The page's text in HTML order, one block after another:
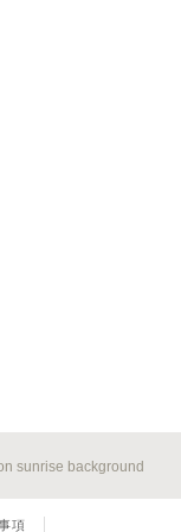
sunrise background
項